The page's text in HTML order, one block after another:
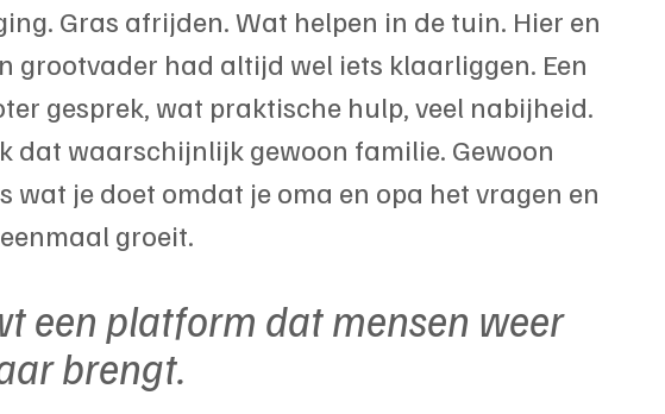
Gras afrijden. Wat helpen in de tuin. Hier en
grootvader had altijd wel iets klaarliggen. Een
gesprek, wat praktische hulp, veel nabijheid.
dat waarschijnlijk gewoon familie. Gewoon
wat je doet omdat je oma en opa het vragen en
groeit.
een platform dat mensen weer
brengt.